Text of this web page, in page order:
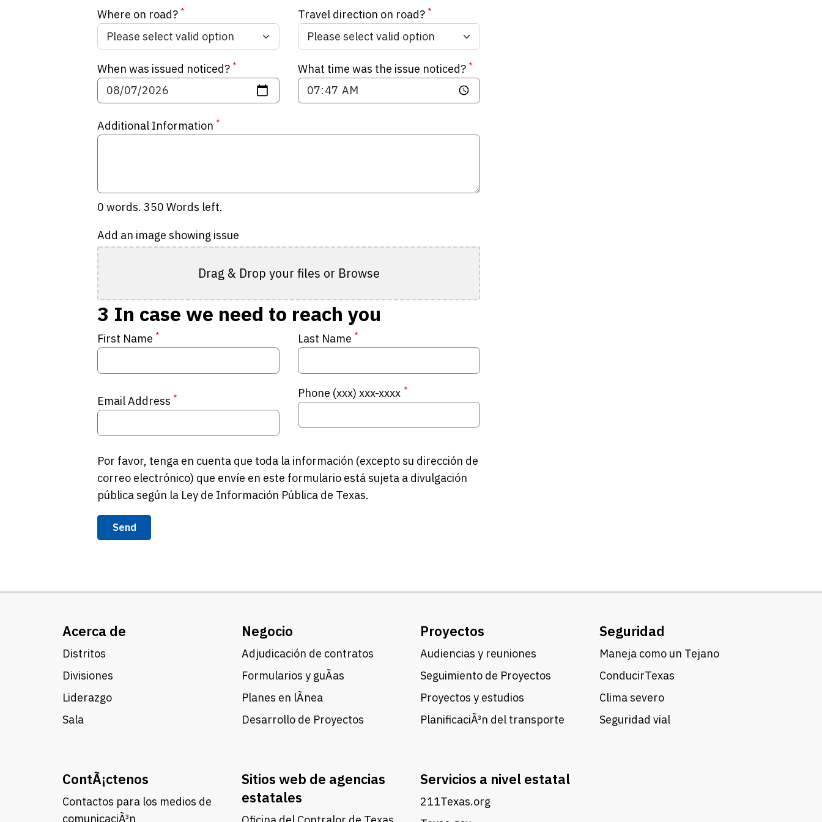
Where on road? * Travel direction on road? *
When was issued noticed? * What time was the issue noticed? *
Additional Information *
0 words. 350 Words left.
Add an image showing issue
Drag & Drop your files or Browse
3 In case we need to reach you
First Name * Last Name *
Email Address * Phone (xxx) xxx-xxxx *
Por favor, tenga en cuenta que toda la información (excepto su dirección de
correo electrónico) que envíe en este formulario está sujeta a divulgación
pública según la Ley de Información Pública de Texas.
Send
Acerca de
Distritos
Divisiones
Liderazgo
Sala
Negocio
Adjudicación de contratos
Formularios y guÃ­as
Planes en lÃ­nea
Desarrollo de Proyectos
Proyectos
Audiencias y reuniones
Seguimiento de Proyectos
Proyectos y estudios
PlanificaciÃ³n del transporte
Seguridad
Maneja como un Tejano
ConducirTexas
Clima severo
Seguridad vial
ContÃ¡ctenos
Contactos para los medios de
comunicaciÃ³n
Sitios web de agencias
estatales
Servicios a nivel estatal
211Texas.org